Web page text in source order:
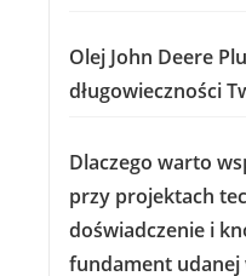
Olej John Deere
długowieczności
Dlaczego warto
przy projektach
doświadczenie i
fundament udanej